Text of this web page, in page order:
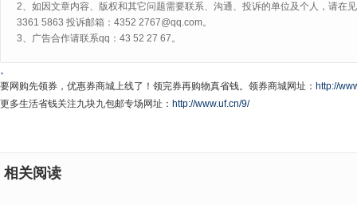
2、如因文章内容、版权和其它问题需要联系、沟通、投诉的单位及个人，请在
3361 5863 投诉邮箱：4352 2767@qq.com。
3、广告合作请联系qq：43 52 27 67。
。
要网购先领券，优惠券商城上线了！领完券再购物真省钱。领券商城网址： http://
更多生活省钱关注九块九包邮专场网址： http://www.uf.cn/9/
相关阅读